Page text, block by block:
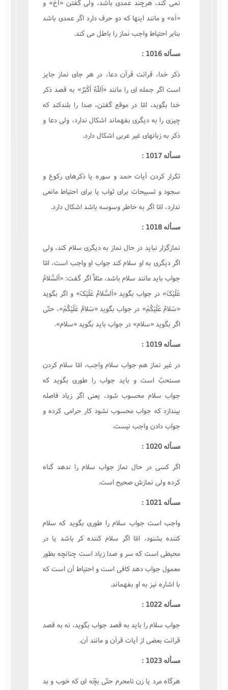
نمى کند، هرچند عمدى باشد، ولى گفتن «آخ» و
«آه» و مانند اينها که دو حرف دارد اگر عمدى باشد
بنابر احتياط واجب نماز را باطل مى کند.
مسأله 1016 :
ذکر خدا، قرائت قرآن دعا، در هر جاى نماز جايز
است اگر جمله اى را مانند «اَللّهُ اَکْبَرُ» به قصد ذکر
خدا بگويد، امّا در موقع گفتن، صدا را بلندکند که
چيزى را به ديگرى بفهماند اشکال ندارد، ولى دعا و
ذکر به زبانهاى غير عربى اشکال دارد.
مسأله 1017 :
تکرار کردن آيات حمد و سوره يا ذکرهاى رکوع و
سجود و تسبيحات براى ثواب يا براى احتياط مانعى
ندارد، امّا اگر به خاطر وسوسه باشد اشکال دارد.
مسأله 1018 :
نمازگزار نبايد در حال نماز به ديگرى سلام کند، ولى
اگر ديگرى به او سلام کند جواب او واجب است، امّا
جواب بايد مانند سلام باشد، مثلاً اگر گفت: «اَلسَّلامُ
عَلَيْکَ» در جواب بگويد «اَلسَّلامُ عَلَيْکَ» و اگر بگويد
«سَلامٌ عَلَيْکُمْ» در جواب بگويد «سَلامٌ عَلَيْکُمْ»، حتّى
اگر بگويد «سلام» در جواب بايد بگويد «سلام».
مسأله 1019 :
در غير نماز هم جواب سلام واجب، امّا سلام کردن
مستحبّ است و بايد جواب را طورى بگويد که
جواب سلام محسوب شود، يعنى اگر زياد فاصله
بيندازد که جواب محسوب نشود کار حرامى کرده و
جواب دادن واجب نيست.
مسأله 1020 :
اگر کسى در حال نماز جواب سلام را ندهد گناه
کرده ولى نمازش صحيح است.
مسأله 1021 :
واجب است جواب سلام را طورى بگويد که سلام
کننده بشنود، امّا اگر سلام کننده کر باشد يا در
محيطى است که سر و صدا زياد است چنانچه بطور
معمول جواب دهد کافى است و احتياط آن است که
با اشاره نيز به او بفهماند.
مسأله 1022 :
جواب سلام را بايد به قصد جواب بگويد، نه به قصد
قرائت بعضى از آيات قرآن و مانند آن.
مسأله 1023 :
هرگاه مرد يا زن نامحرم حتّى بچّه اى که خوب و بد